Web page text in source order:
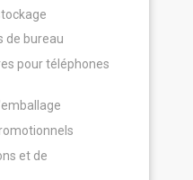
de bureau
pour téléphones
et de